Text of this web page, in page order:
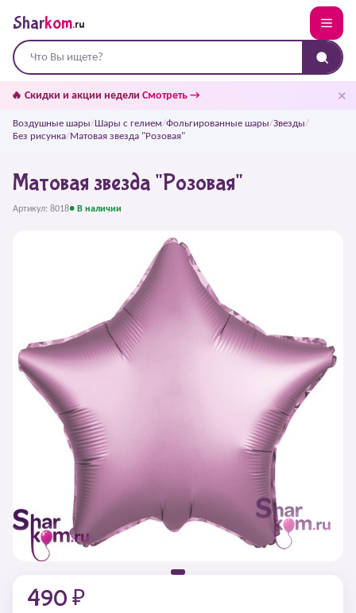
Sharkom.ru
🔥 Скидки и акции недели Смотреть → ✕
Воздушные шары/Шары с гелием/Фольгированные шары/Звезды/
Без рисунка/Матовая звезда "Розовая"
Матовая звезда "Розовая"
Артикул: 8018● В наличии
490 ₽